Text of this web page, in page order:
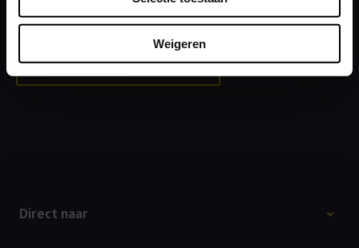
Weigeren
Bel Servicedesk ProRail
Direct naar